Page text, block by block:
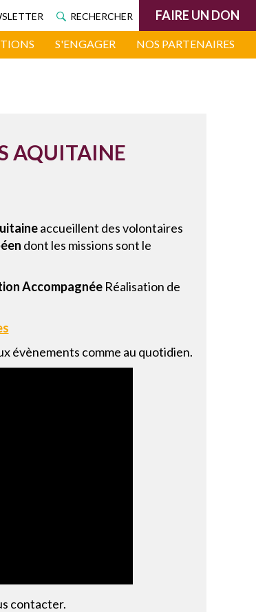
RECHERCHER FAIRE UN DON
S'ENGAGER NOS PARTENAIRES
AQUITAINE
accueillent des volontaires
dont les missions sont le
AccompagnéeRéalisation de
évènements comme au quotidien.
contacter.